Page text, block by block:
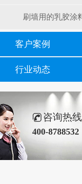
客户案例
行业动态
咨询热线
400-8788532